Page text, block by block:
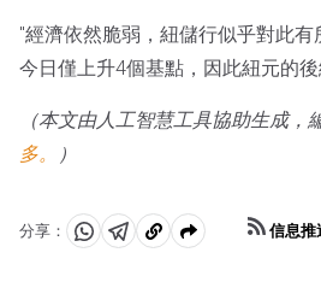
"經濟依然脆弱，紐儲行似乎對此
今日僅上升4個基點，因此紐元的
（本文由人工智慧工具協助生成，
多。
）
分享：
分 分 複
信息推